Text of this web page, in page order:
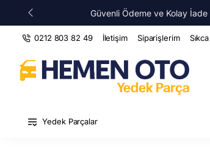
Güvenli Ödeme ve Kolay İade
0212 803 82 49 İletişim Siparişlerim
Yedek Parçalar